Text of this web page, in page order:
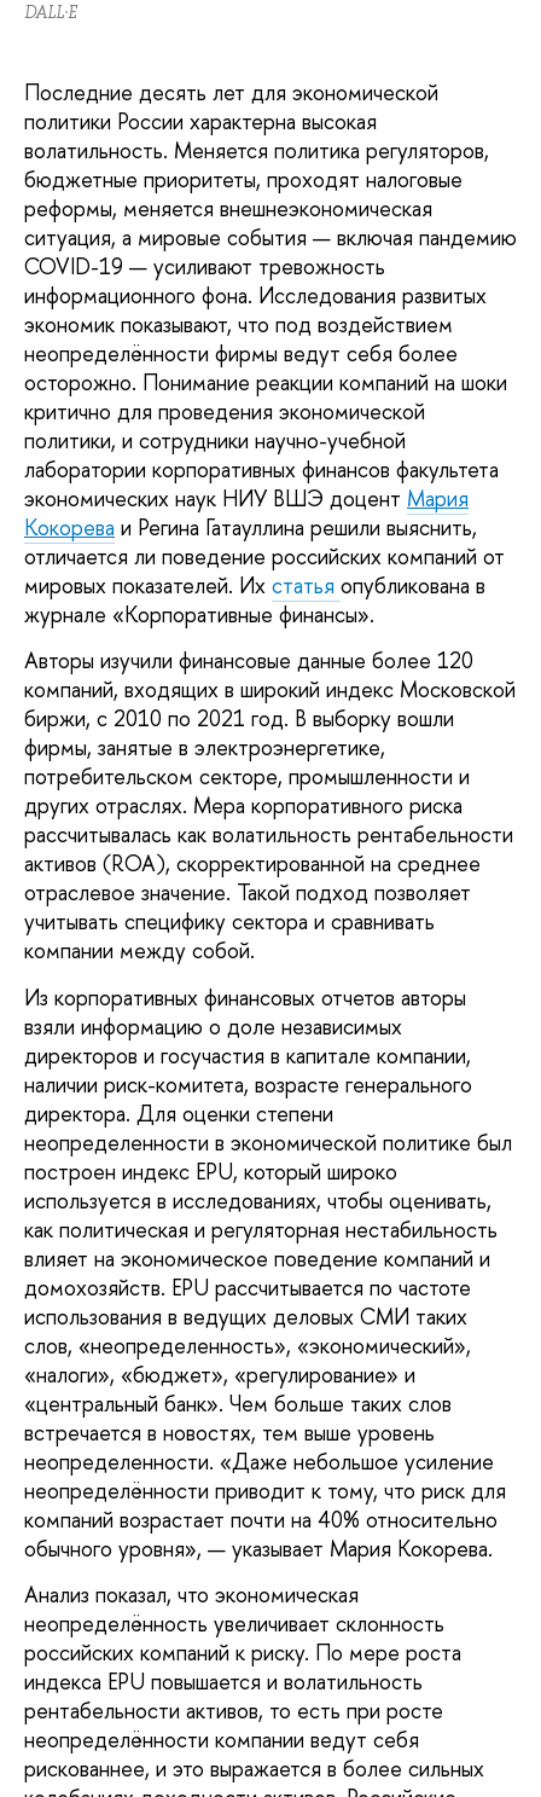
DALL·E
Последние десять лет для экономической
политики России характерна высокая
волатильность. Меняется политика регуляторов,
бюджетные приоритеты, проходят налоговые
реформы, меняется внешнеэкономическая
ситуация, а мировые события — включая пандемию
COVID-19 — усиливают тревожность
информационного фона. Исследования развитых
экономик показывают, что под воздействием
неопределённости фирмы ведут себя более
осторожно. Понимание реакции компаний на шоки
критично для проведения экономической
политики, и сотрудники научно-учебной
лаборатории корпоративных финансов факультета
экономических наук НИУ ВШЭ доцент Мария
Кокорева и Регина Гатауллина решили выяснить,
отличается ли поведение российских компаний от
мировых показателей. Их статья опубликована в
журнале «Корпоративные финансы».
Авторы изучили финансовые данные более 120
компаний, входящих в широкий индекс Московской
биржи, с 2010 по 2021 год. В выборку вошли
фирмы, занятые в электроэнергетике,
потребительском секторе, промышленности и
других отраслях. Мера корпоративного риска
рассчитывалась как волатильность рентабельности
активов (ROA), скорректированной на среднее
отраслевое значение. Такой подход позволяет
учитывать специфику сектора и сравнивать
компании между собой.
Из корпоративных финансовых отчетов авторы
взяли информацию о доле независимых
директоров и госучастия в капитале компании,
наличии риск-комитета, возрасте генерального
директора. Для оценки степени
неопределенности в экономической политике был
построен индекс EPU, который широко
используется в исследованиях, чтобы оценивать,
как политическая и регуляторная нестабильность
влияет на экономическое поведение компаний и
домохозяйств. EPU рассчитывается по частоте
использования в ведущих деловых СМИ таких
слов, «неопределенность», «экономический»,
«налоги», «бюджет», «регулирование» и
«центральный банк». Чем больше таких слов
встречается в новостях, тем выше уровень
неопределенности. «Даже небольшое усиление
неопределённости приводит к тому, что риск для
компаний возрастает почти на 40% относительно
обычного уровня», — указывает Мария Кокорева.
Анализ показал, что экономическая
неопределённость увеличивает склонность
российских компаний к риску. По мере роста
индекса EPU повышается и волатильность
рентабельности активов, то есть при росте
неопределённости компании ведут себя
рискованнее, и это выражается в более сильных